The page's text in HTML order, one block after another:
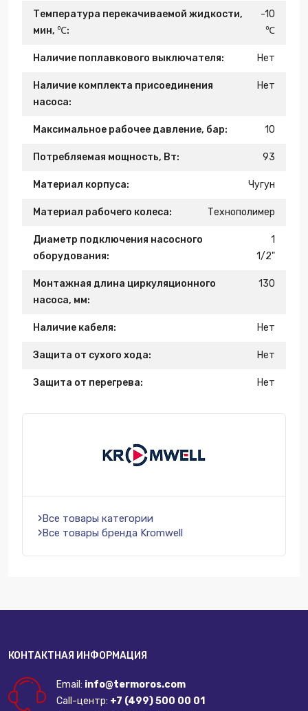
Температура перекачиваемой жидкости,
мин, ℃:
-10
℃
Наличие поплавкового выключателя: Нет
Наличие комплекта присоединения
насоса:
Нет
Максимальное рабочее давление, бар: 10
Потребляемая мощность, Вт: 93
Материал корпуса: Чугун
Материал рабочего колеса: Технополимер
Диаметр подключения насосного
оборудования:
1
1/2"
Монтажная длина циркуляционного
насоса, мм:
130
Наличие кабеля: Нет
Защита от сухого хода: Нет
Защита от перегрева: Нет
Все товары категории
Все товары бренда Kromwell
КОНТАКТНАЯ ИНФОРМАЦИЯ
Email: info@termoros.com
Call-центр: +7 (499) 500 00 01